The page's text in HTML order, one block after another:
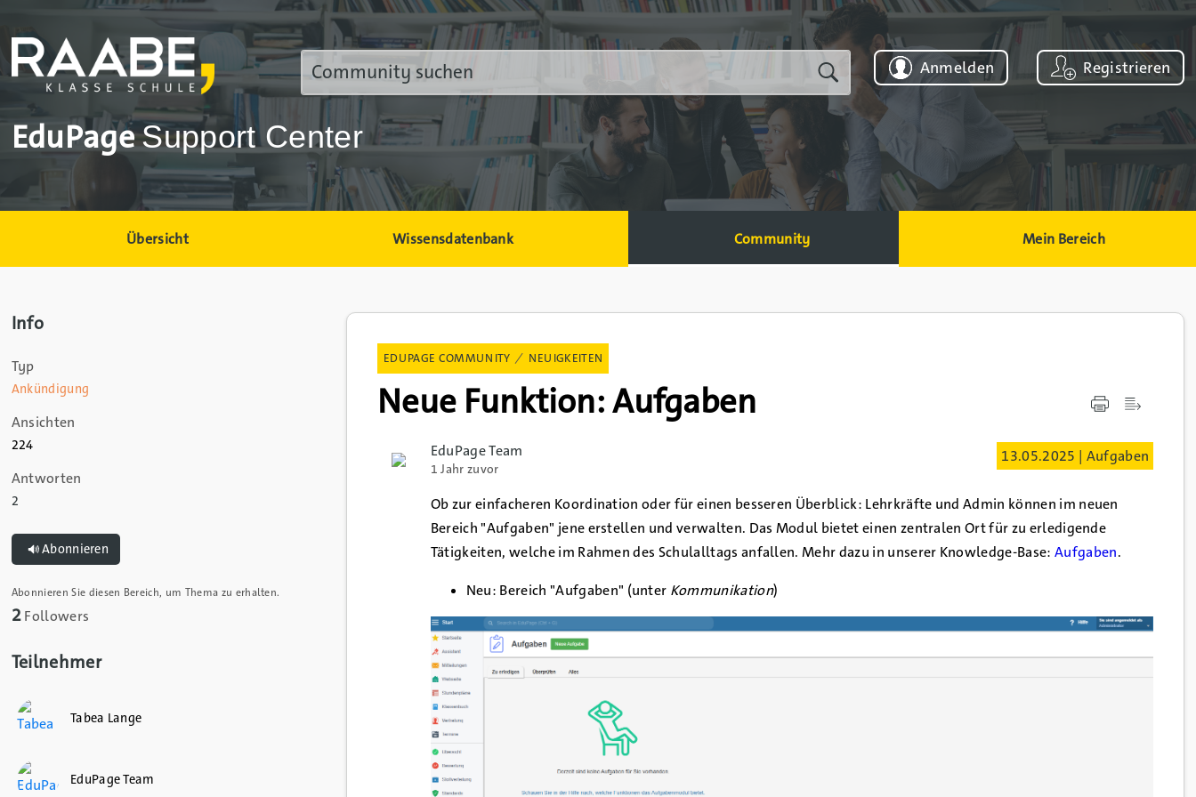
EduPageSupport Center
Anmelden Registrieren
Übersicht Wissensdatenbank Community Mein Bereich
EDUPAGE COMMUNITY NEUIGKEITEN
Neue Funktion: Aufgaben
EduPage Team
1 Jahr zuvor
13.05.2025 | Aufgaben
Ob zur einfacheren Koordination oder für einen besseren Überblick: Lehrkräfte und Admin können im neuen
Bereich "Aufgaben" jene erstellen und verwalten. Das Modul bietet einen zentralen Ort für zu erledigende
Tätigkeiten, welche im Rahmen des Schulalltags anfallen. Mehr dazu in unserer Knowledge-Base: Aufgaben.
Neu: Bereich "Aufgaben" (unter Kommunikation)
Info
Typ
Ankündigung
Ansichten
224
Antworten
2
Abonnieren
Abonnieren Sie diesen Bereich, um Thema zu erhalten.
2Followers
Teilnehmer
Tabea Lange
EduPage Team